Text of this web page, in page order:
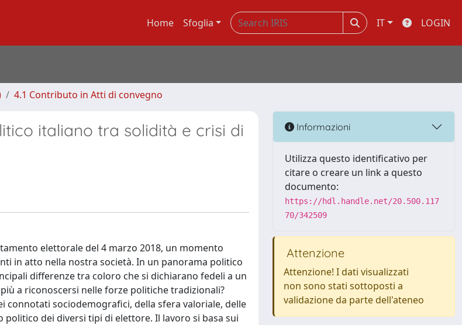
Home Sfoglia IT LOGIN
4.1 Contributo in Atti di convegno
italiano tra solidità e crisi di
elettorale del 4 marzo 2018, un momento
in atto nella nostra società. In un panorama politico
differenze tra coloro che si dichiarano fedeli a un
a riconoscersi nelle forze politiche tradizionali?
sociodemografici, della sfera valoriale, delle
politico dei diversi tipi di elettore. Il lavoro si basa sui
Informazioni
Utilizza questo identificativo per
citare o creare un link a questo
documento:
https://hdl.handle.net/20.500.117
70/342509
Attenzione
Attenzione! I dati visualizzati
non sono stati sottoposti a
validazione da parte dell'ateneo